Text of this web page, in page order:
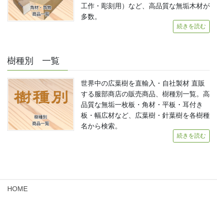
工作・彫刻用）など、高品質な無垢木材が
多数。
続きを読む
樹種別 一覧
世界中の広葉樹を直輸入・自社製材 直販
する服部商店の販売商品、樹種別一覧。高
品質な無垢一枚板・角材・平板・耳付き
板・幅広材など、広葉樹・針葉樹を各樹種
名から検索。
続きを読む
HOME